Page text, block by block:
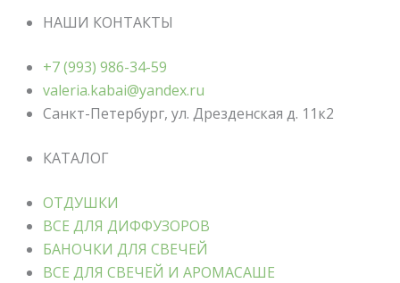
НАШИ КОНТАКТЫ
+7 (993) 986-34-59
valeria.kabai@yandex.ru
Санкт-Петербург, ул. Дрезденская д. 11к2
КАТАЛОГ
ОТДУШКИ
ВСЕ ДЛЯ ДИФФУЗОРОВ
БАНОЧКИ ДЛЯ СВЕЧЕЙ
ВСЕ ДЛЯ СВЕЧЕЙ И АРОМАСАШЕ